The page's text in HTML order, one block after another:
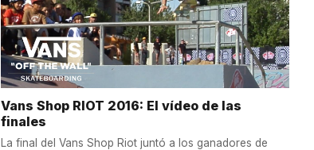
Vans Shop RIOT 2016: El vídeo de las
finales
La final del Vans Shop Riot juntó a los ganadores de